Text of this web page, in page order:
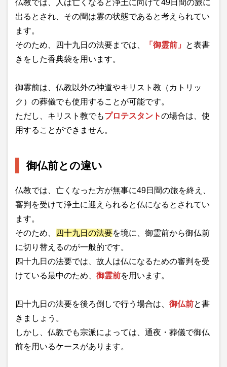
仏教では、人は亡くなると浄土に向けて49日間の旅に
出るとされ、その間は霊の状態であると考えられてい
ます。
そのため、四十九日の法要までは、
「御霊前」
と表書
きをした香典袋を用います。
御霊前は、仏教以外の神道やキリスト教（カトリッ
ク）の葬儀でも使用することが可能です。
ただし、キリスト教でもプロテスタントの場合は、使
用することができません。
御仏前との違い
仏教では、亡くなった方が無事に49日間の旅を終え、
審判を受けて浄土に迎えられると仏になるとされてい
ます。
そのため、
四十九日の法要を境に、御霊前から御仏前
に切り替えるのが一般的です。
四十九日の法要では、故人は仏になるための審判を受
けている最中のため、 御霊前を用います。
四十九日の法要を後ろ倒しで行う場合は、 御仏前と書
きましょう。
しかし、仏教でも宗派によっては、通夜・葬儀で御仏
前を用いるケースがあります。